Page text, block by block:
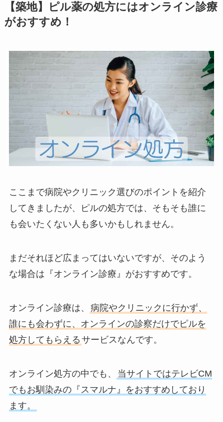
【築地】ピル薬の処方にはオンライン診療
がおすすめ！
ここまで病院やクリニック選びのポイントを紹介
してきましたが、ピルの処方では、そもそも誰に
も会いたくない人も多いかもしれません。
まだそれほど広まってはいないですが、そのよう
な場合は『オンライン診療』がおすすめです。
オンライン診療は、
病院やクリニックに行かず、
誰にも会わずに、オンラインの診察だけでピルを
処方してもらえる サービスなんです。
オンライン処方の中でも、
当サイトではテレビCM
でもお馴染みの『スマルナ』をおすすめしており
ます。